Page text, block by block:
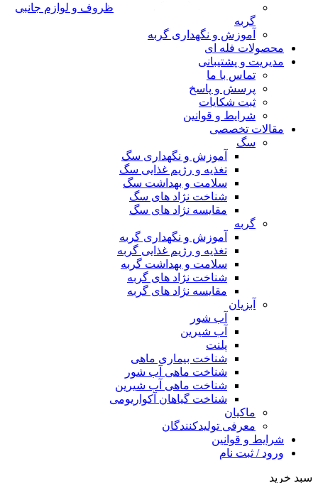
ظروف و لوازم جانبی
گربه
آموزش و نگهداری گربه
محصولات فله ای
مدیریت و پشتیبانی
تماس با ما
پرسش و پاسخ
ثبت شکایات
شرایط و قوانین
مقالات تخصصی
سگ
آموزش و نگهداری سگ
تغذیه و رژیم غذایی سگ
سلامت و بهداشت سگ
شناخت نژاد های سگ
مقایسه نژاد های سگ
گربه
آموزش و نگهداری گربه
تغذیه و رژیم غذایی گربه
سلامت و بهداشت گربه
شناخت نژاد های گربه
مقایسه نژاد های گربه
آبزیان
آب شور
آب شیرین
پلنت
شناخت بیماری ماهی
شناخت ماهی آب شور
شناخت ماهی آب شیرین
شناخت گیاهان آکواریومی
ماکیان
معرفی تولیدکنندگان
شرایط و قوانین
ورود / ثبت نام
سبد خرید